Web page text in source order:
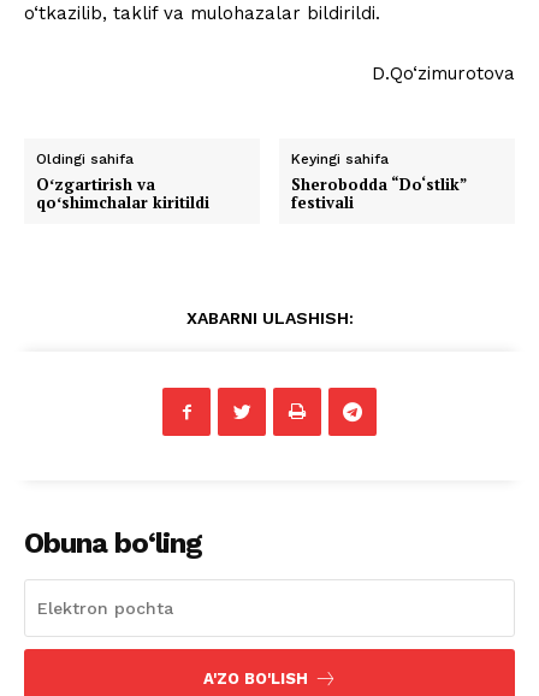
o‘tkazilib, taklif va mulohazalar bildirildi.
D.Qo‘zimurotova
Oldingi sahifa
Oʻzgartirish va
qoʻshimchalar kiritildi
Keyingi sahifa
Sherobodda “Do‘stlik”
festivali
XABARNI ULASHISH:
Obuna bo‘ling
A'ZO BO'LISH